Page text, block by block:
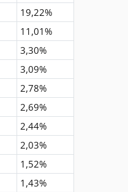
19,22%
11,01%
3,30%
3,09%
2,78%
2,69%
2,44%
2,03%
1,52%
1,43%